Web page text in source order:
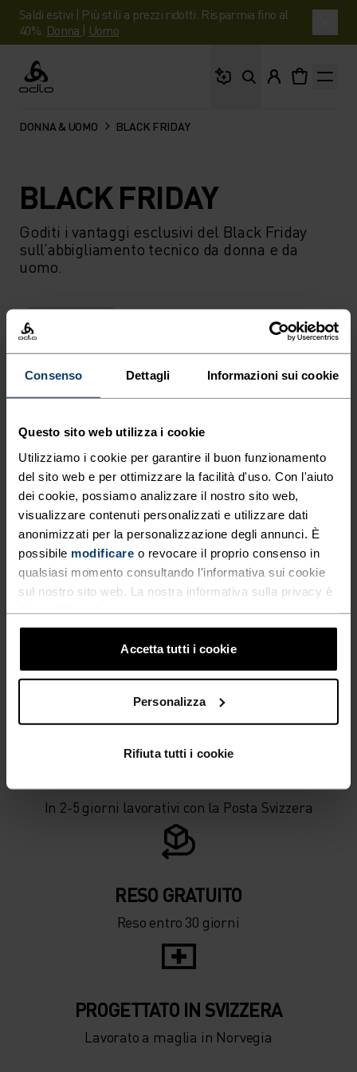
Consenso Dettagli Informazioni sui cookie
Questo sito web utilizza i cookie
Utilizziamo i cookie per garantire il buon funzionamento
del sito web e per ottimizzare la facilità d'uso. Con l'aiuto
dei cookie, possiamo analizzare il nostro sito web,
visualizzare contenuti personalizzati e utilizzare dati
anonimizzati per la personalizzazione degli annunci. È
possibile modificare o revocare il proprio consenso in
qualsiasi momento consultando l'informativa sui cookie
sul nostro sito web. La nostra informativa sulla privacy è
Accetta tutti i cookie
Personalizza
Rifiuta tutti i cookie
Saldi estivi | Più stili a prezzi ridotti. Risparmia fino al
40%. Donna | Uomo
Odlo
DONNA & UOMO BLACK FRIDAY
BLACK FRIDAY
Goditi i vantaggi esclusivi del Black Friday
sull’abbigliamento tecnico da donna e da
uomo.
CONSIGLIATI
NESSUN RISULTATO
SALDI BLACK FRIDAY DONNA E UOMO
In 2-5 giorni lavorativi con la Posta Svizzera
RESO GRATUITO
Reso entro 30 giorni
PROGETTATO IN SVIZZERA
Lavorato a maglia in Norvegia